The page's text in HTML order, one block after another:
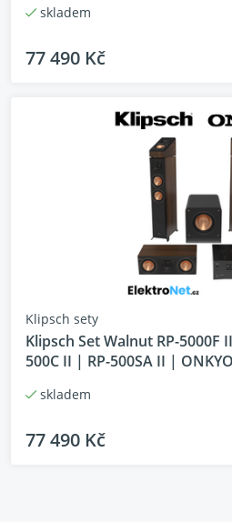
extrémně hluboké a
prémiový AV receiver s Dirac
správná kombinace
skladem
77 490 Kč
Klipsch sety
Klipsch Set Walnut RP-5000F
500C II | RP-500SA II |
skladem
77 490 Kč